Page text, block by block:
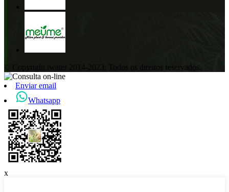
© Copyright iwater 2014-2023: Todos os direitos reservados.
Enviar email
Whatsapp
x